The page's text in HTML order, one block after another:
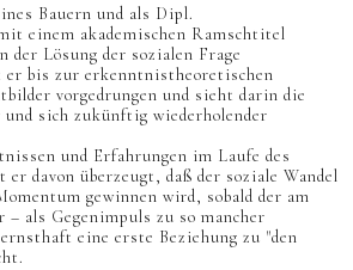
Bauern und als Dipl.
einem akademischen Ramschtitel
der Lösung der sozialen Frage
er bis zur erkenntnistheoretischen
vorgedrungen und sieht darin die
und sich zukünftig wiederholender
und Erfahrungen im Laufe des
er davon überzeugt, daß der soziale Wandel
gewinnen wird, sobald der am
– als Gegenimpuls zu so mancher
eine erste Beziehung zu "den